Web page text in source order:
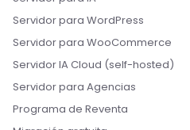
Servidor para WordPress
Servidor para WooCommerce
Servidor IA Cloud (self-hosted)
Servidor para Agencias
Programa de Reventa